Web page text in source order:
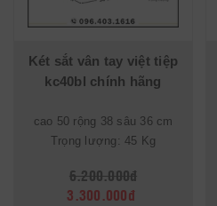
Két sắt vân tay việt tiệp
kc40bl chính hãng
cao 50 rộng 38 sâu 36 cm
Trọng lượng: 45 Kg
6.200.000đ
3.300.000đ